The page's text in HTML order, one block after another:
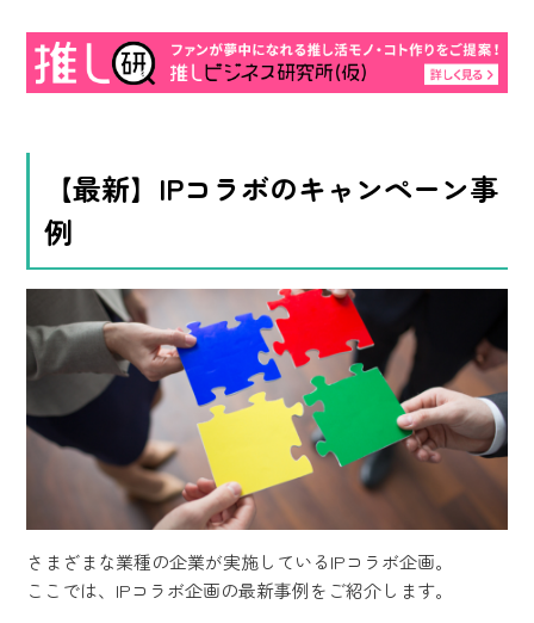
【最新】IPコラボのキャンペーン事
例
さまざまな業種の企業が実施しているIPコラボ企画。
ここでは、IPコラボ企画の最新事例をご紹介します。